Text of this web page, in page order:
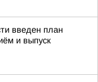
введен план
и выпуск